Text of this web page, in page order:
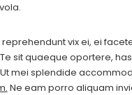
vix ei, ei
sit quaeque oportere,
Ut mei splendide
Ne eam porro aliquam